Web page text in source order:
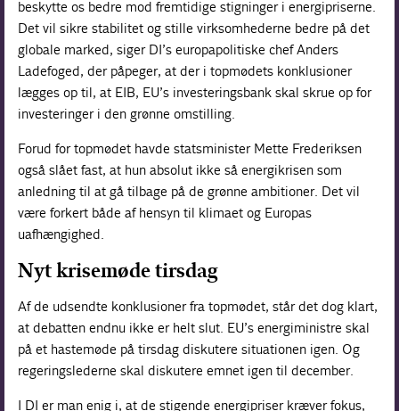
beskytte os bedre mod fremtidige stigninger i energipriserne.
Det vil sikre stabilitet og stille virksomhederne bedre på det
globale marked, siger DI’s europapolitiske chef Anders
Ladefoged, der påpeger, at der i topmødets konklusioner
lægges op til, at EIB, EU’s investeringsbank skal skrue op for
investeringer i den grønne omstilling.
Forud for topmødet havde statsminister Mette Frederiksen
også slået fast, at hun absolut ikke så energikrisen som
anledning til at gå tilbage på de grønne ambitioner. Det vil
være forkert både af hensyn til klimaet og Europas
uafhængighed.
Nyt krisemøde tirsdag
Af de udsendte konklusioner fra topmødet, står det dog klart,
at debatten endnu ikke er helt slut. EU’s energiministre skal
på et hastemøde på tirsdag diskutere situationen igen. Og
regeringslederne skal diskutere emnet igen til december.
I DI er man enig i, at de stigende energipriser kræver fokus,